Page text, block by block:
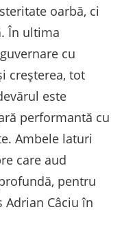
oarbă, ci
În ultima
cu
creşterea, tot
este
performantă cu
Ambele laturi
care aud
pentru
Adrian Câciu în